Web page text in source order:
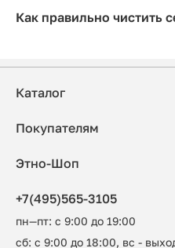
Как правильно чистить
Каталог
Покупателям
Этно-Шоп
+7(495)565-3105
пн—пт: с 9:00 до 19:00
сб: с 9:00 до 18:00, вс -